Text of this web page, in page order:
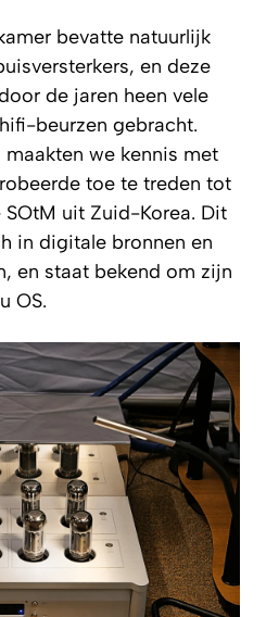
bevatte natuurlijk
en deze
de jaren heen vele
beurzen gebracht.
we kennis met
toe te treden tot
uit Zuid-Korea. Dit
in digitale bronnen en
en staat bekend om zijn
OS.